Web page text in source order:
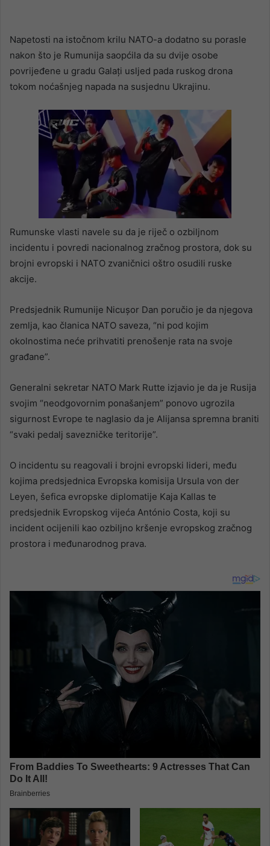
Napetosti na istočnom krilu NATO-a dodatno su porasle
nakon što je Rumunija saopćila da su dvije osobe
povrijeđene u gradu Galați usljed pada ruskog drona
tokom noćašnjeg napada na susjednu Ukrajinu.
Rumunske vlasti navele su da je riječ o ozbiljnom
incidentu i povredi nacionalnog zračnog prostora, dok su
brojni evropski i NATO zvaničnici oštro osudili ruske
akcije.
Predsjednik Rumunije Nicușor Dan poručio je da njegova
zemlja, kao članica NATO saveza, “ni pod kojim
okolnostima neće prihvatiti prenošenje rata na svoje
građane”.
Generalni sekretar NATO Mark Rutte izjavio je da je Rusija
svojim “neodgovornim ponašanjem” ponovo ugrozila
sigurnost Evrope te naglasio da je Alijansa spremna braniti
“svaki pedalj savezničke teritorije”.
O incidentu su reagovali i brojni evropski lideri, među
kojima predsjednica Evropska komisija Ursula von der
Leyen, šefica evropske diplomatije Kaja Kallas te
predsjednik Evropskog vijeća António Costa, koji su
incident ocijenili kao ozbiljno kršenje evropskog zračnog
prostora i međunarodnog prava.